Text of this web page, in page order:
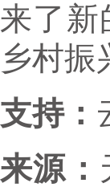
来了新
乡村振
支持：
来源：